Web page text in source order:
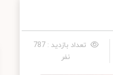
تعداد بازدید : 787
نفر